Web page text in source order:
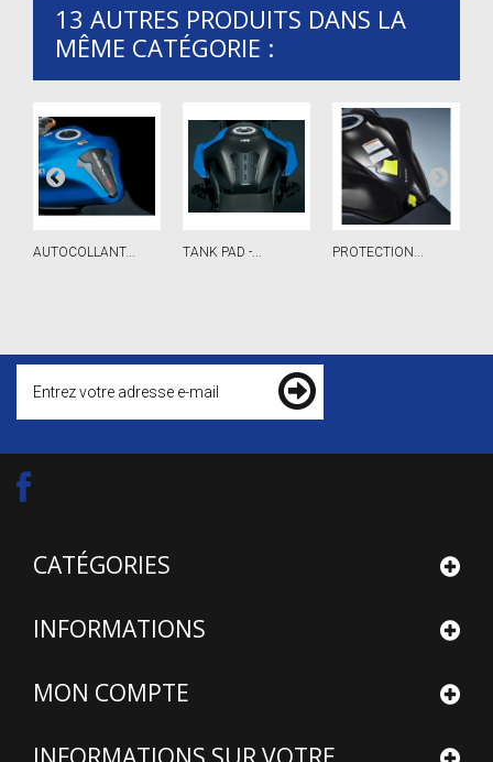
13 AUTRES PRODUITS DANS LA
MÊME CATÉGORIE :
AUTOCOLLANT... TANK PAD -... PROTECTION...
CATÉGORIES
INFORMATIONS
MON COMPTE